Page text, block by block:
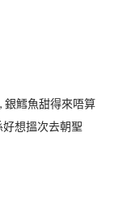
銀鱈魚甜得來唔算
好想搵次去朝聖